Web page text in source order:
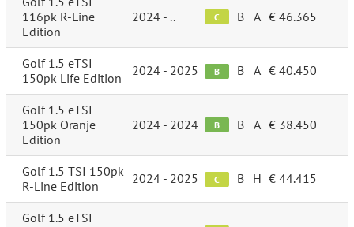
116pk R-Line
Edition
2024 - .. C B A € 46.365
Golf 1.5 eTSI
150pk Life Edition
2024 - 2025 B B A € 40.450
Golf 1.5 eTSI
150pk Oranje
Edition
2024 - 2024 B B A € 38.450
Golf 1.5 TSI 150pk
R-Line Edition
2024 - 2025 C B H € 44.415
Golf 1.5 eTSI